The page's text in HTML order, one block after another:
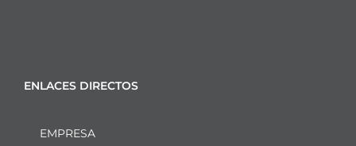
ENLACES DIRECTOS
EMPRESA